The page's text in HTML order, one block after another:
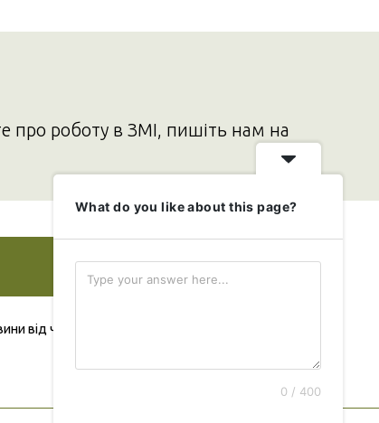
про роботу в ЗМІ, пишіть нам на
Додати свою новину
від читача публікуються безкоштовно
What do you like about this page?
0 / 400